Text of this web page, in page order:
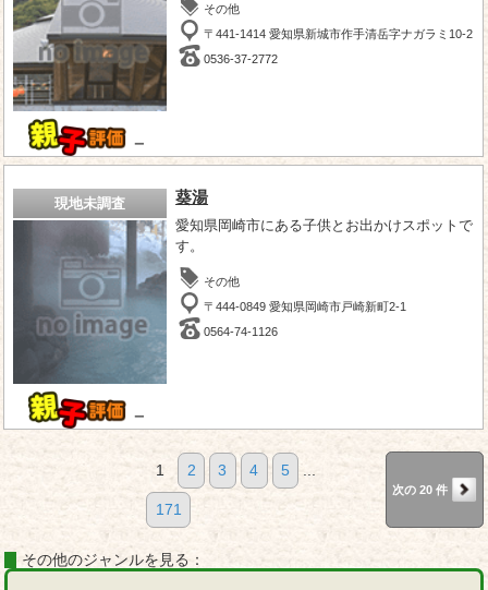
－
その他
〒441-1414 愛知県新城市作手清岳字ナガラミ10-2
0536-37-2772
現地未調査
－
葵湯
愛知県岡崎市にある子供とお出かけスポットで
す。
その他
〒444-0849 愛知県岡崎市戸崎新町2-1
0564-74-1126
1 2 3 4 5 ...
171
次の 20 件
その他のジャンルを見る：